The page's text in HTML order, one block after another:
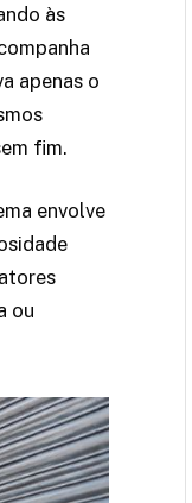
às
apenas o
fim.
envolve
ou